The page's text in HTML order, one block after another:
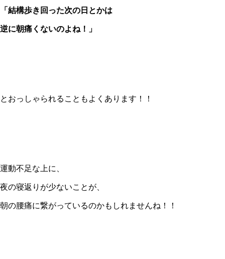
「結構歩き回った次の日とかは
逆に朝痛くないのよね！」
とおっしゃられることもよくあります！！
運動不足な上に、
夜の寝返りが少ないことが、
朝の腰痛に繋がっているのかもしれませんね！！